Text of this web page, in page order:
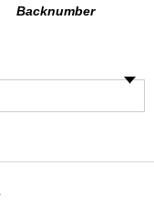
Backnumber